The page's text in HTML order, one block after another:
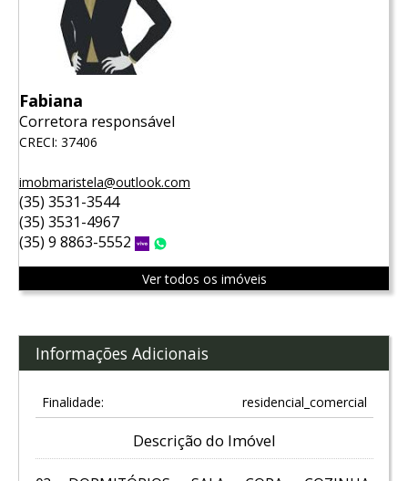
Fabiana
Corretora responsável
CRECI: 37406
imobmaristela@outlook.com
(35) 3531-3544
(35) 3531-4967
(35) 9 8863-5552
Vivo
Ver todos os imóveis
Informações Adicionais
Finalidade: residencial_comercial
Descrição do Imóvel